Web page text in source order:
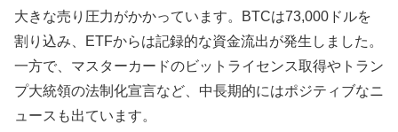
大きな売り圧力がかかっています。BTCは73,000ドルを
割り込み、ETFからは記録的な資金流出が発生しました。
一方で、マスターカードのビットライセンス取得やトラン
プ大統領の法制化宣言など、中長期的にはポジティブなニ
ュースも出ています。